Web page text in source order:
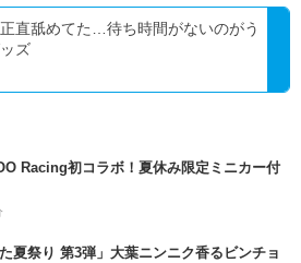
直舐めてた…待ち時間がないのがう
ズ
Racing初コラボ！夏休み限定ミニカー付
夏祭り 第3弾」大葉ニンニク香るビンチョ